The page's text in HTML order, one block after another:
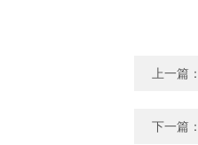
上一篇
下一篇